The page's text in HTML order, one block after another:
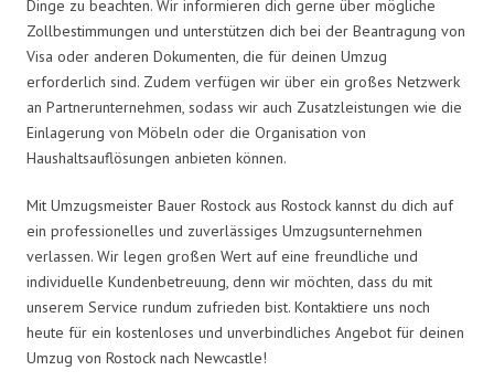
Dinge zu beachten. Wir informieren dich gerne über mögliche
Zollbestimmungen und unterstützen dich bei der Beantragung von
Visa oder anderen Dokumenten, die für deinen Umzug
erforderlich sind. Zudem verfügen wir über ein großes Netzwerk
an Partnerunternehmen, sodass wir auch Zusatzleistungen wie die
Einlagerung von Möbeln oder die Organisation von
Haushaltsauflösungen anbieten können.
Mit Umzugsmeister Bauer Rostock aus Rostock kannst du dich auf
ein professionelles und zuverlässiges Umzugsunternehmen
verlassen. Wir legen großen Wert auf eine freundliche und
individuelle Kundenbetreuung, denn wir möchten, dass du mit
unserem Service rundum zufrieden bist. Kontaktiere uns noch
heute für ein kostenloses und unverbindliches Angebot für deinen
Umzug von Rostock nach Newcastle!